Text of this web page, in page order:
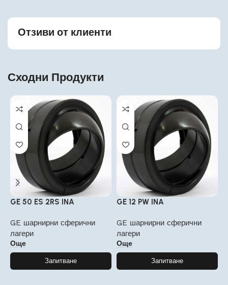
Отзиви от клиенти
Сходни Продукти
GE 50 ES 2RS INA
GE шарнирни сферични
лагери
Още
Запитване
GE 12 PW INA
GE шарнирни сферични
лагери
Още
Запитване